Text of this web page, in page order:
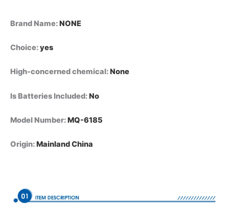
رقمي
للأطفال،
بـ
مفتاحًا،
البيانو،
وظيفة
Brand Name:NONE
Choice:yes
High-concerned chemical:None
Is Batteries Included:No
Model Number:MQ-6185
Origin:Mainland China